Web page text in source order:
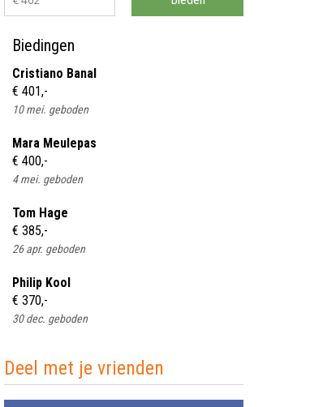
Biedingen
Cristiano Banal
€ 401,-
10 mei. geboden
Mara Meulepas
€ 400,-
4 mei. geboden
Tom Hage
€ 385,-
26 apr. geboden
Philip Kool
€ 370,-
30 dec. geboden
Deel met je vrienden